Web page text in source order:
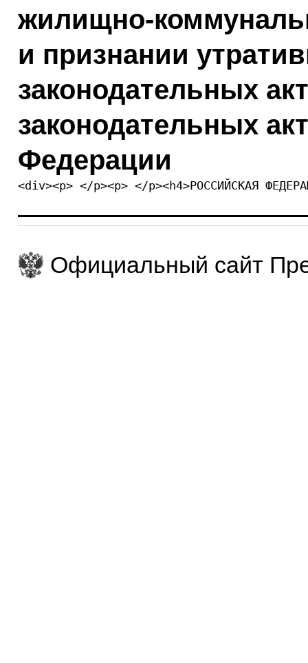
жилищно-
и признании
законодательных
законодательных
Федерации
<div><p> </p><p>
Официальный сайт